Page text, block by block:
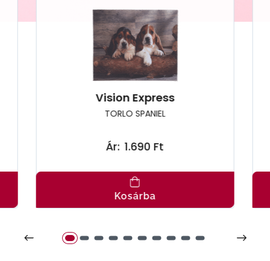
Vision Express
TORLO SPANIEL
Ár: 1.690 Ft
Kosárba